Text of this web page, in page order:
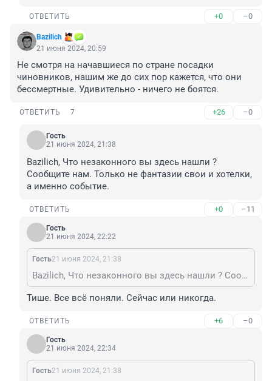
ОТВЕТИТЬ +0 –0
Bazilich
21 июня 2024, 20:59
Не смотря на начавшиеся по стране посадки
чиновников, нашим же до сих пор кажется, что они
бессмертные. Удивительно - ничего не боятся.
ОТВЕТИТЬ 7 +26 –0
Гость
21 июня 2024, 21:38
Bazilich, Что незаконного вы здесь нашли ?
Сообщите нам. Только не фантазии свои и хотелки,
а именно событие.
ОТВЕТИТЬ +0 –11
Гость
21 июня 2024, 22:22
Гость21 июня 2024, 21:38
Bazilich, Что незаконного вы здесь нашли ? Сообщите нам. Только не фантазии свои и хотелки, а именно событие.
Тише. Все всё поняли. Сейчас или никогда.
ОТВЕТИТЬ +6 –0
Гость
21 июня 2024, 22:34
Гость21 июня 2024, 21:38